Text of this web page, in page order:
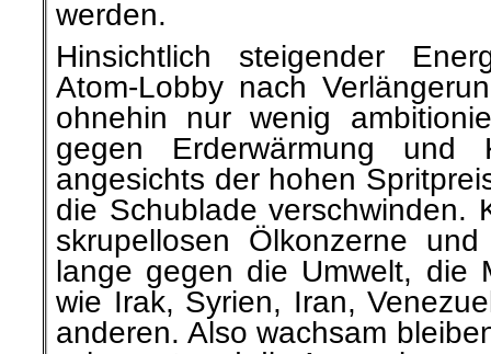
Hinsichtlich steigender
Atom-Lobby nach
ohnehin nur wenig
gegen Erderwärmung und
angesichts der hohen
die Schublade verschwinden.
skrupellosen Ölkonzerne
lange gegen die Umwelt, die
wie Irak, Syrien, Iran,
anderen. Also wachsam
schmerzt und die Augen